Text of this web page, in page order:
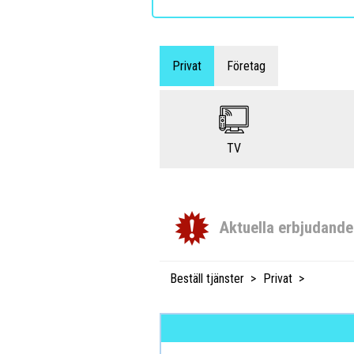
Privat Företag
TV
Aktuella
Beställ tjänster Privat